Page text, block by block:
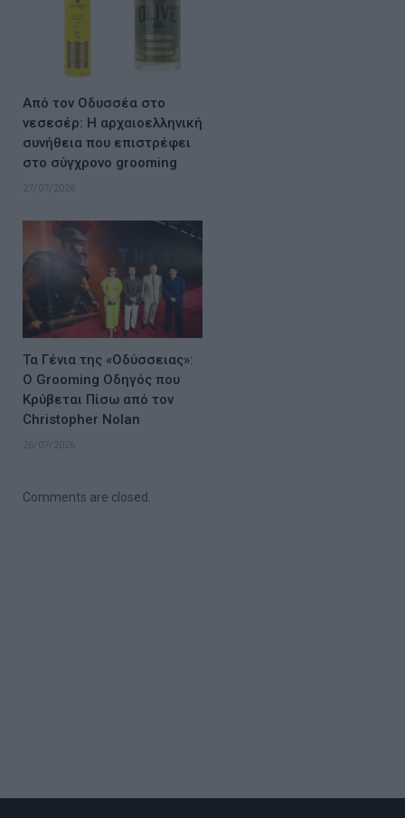
Από τον Οδυσσέα στο
νεσεσέρ: Η αρχαιοελληνική
συνήθεια που επιστρέφει
στο σύγχρονο grooming
27/07/2026
Τα Γένια της «Οδύσσειας»:
Ο Grooming Οδηγός που
Κρύβεται Πίσω από τον
Christopher Nolan
26/07/2026
Comments are closed.